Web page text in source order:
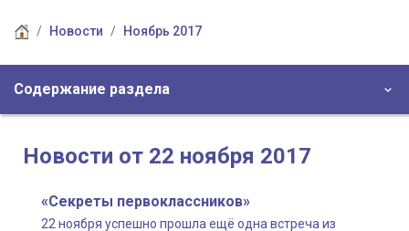
Новости Ноябрь 2017
Содержание раздела
Новости от 22 ноября 2017
«Секреты первоклассников»
22 ноября успешно прошла ещё одна встреча из